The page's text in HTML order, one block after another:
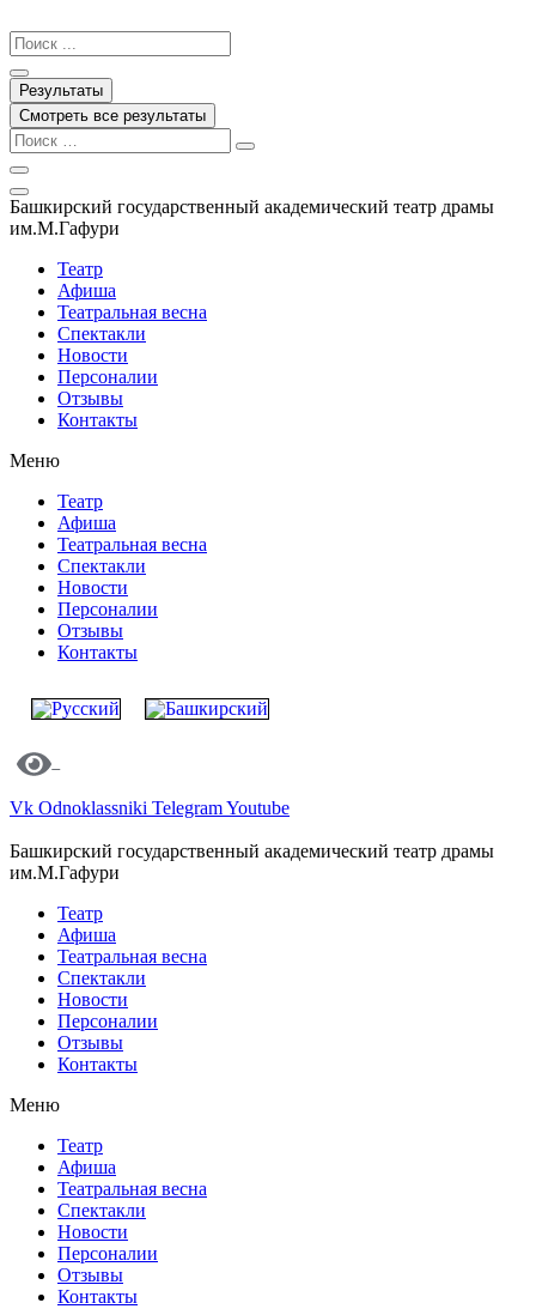
к
содержимому
Search
...
Результаты
Смотреть все результаты
Башкирский государственный академический театр драмы
им.М.Гафури
Театр
Афиша
Театральная весна
Спектакли
Новости
Персоналии
Отзывы
Контакты
Меню
Театр
Афиша
Театральная весна
Спектакли
Новости
Персоналии
Отзывы
Контакты
Vk Odnoklassniki TelegramYoutube
Башкирский государственный академический театр драмы
им.М.Гафури
Театр
Афиша
Театральная весна
Спектакли
Новости
Персоналии
Отзывы
Контакты
Меню
Театр
Афиша
Театральная весна
Спектакли
Новости
Персоналии
Отзывы
Контакты